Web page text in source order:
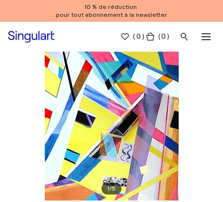
10 % de réduction
pour tout abonnement à la newsletter
(0 ) ( 0 )
1/5